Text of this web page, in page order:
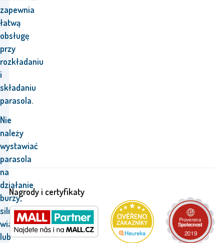
zapewnia
łatwą
obsługę
przy
rozkładaniu
i
składaniu
parasola.
Nie
należy
wystawiać
parasola
na
działanie
burzy,
silnego
wiatru
lub
Nagrody i certyfikaty